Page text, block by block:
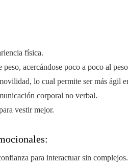
física.
acercándose poco a poco al
lo cual permite ser más ágil
corporal no verbal.
vestir mejor.
para interactuar sin complejos.